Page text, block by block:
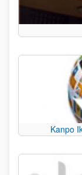
Kanpo